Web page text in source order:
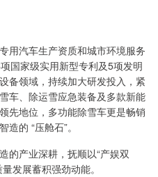
用汽车生产资质和城市环境服务
国家级实用新型专利及5项发明
备领域，持续加大研发投入，紧
车、除运雪应急装备及多款新能
先地位，多功能除雪车更是畅销
的 “压舱石”。
的产业深耕，抚顺以“产娱双
发展蓄积强劲动能。